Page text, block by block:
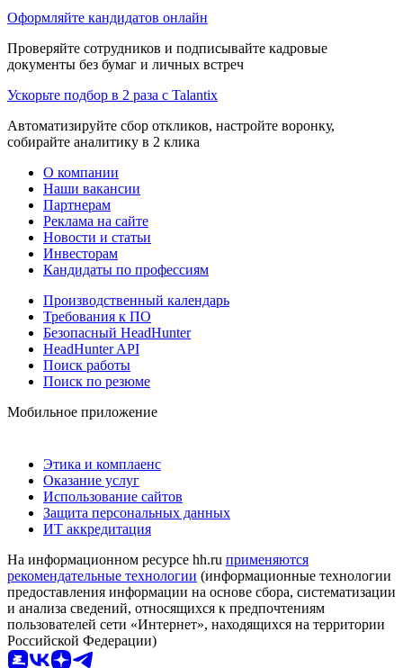
Оформляйте кандидатов онлайн
Проверяйте сотрудников и подписывайте кадровые
документы без бумаг и личных встреч
Ускорьте подбор в 2 раза с Talantix
Автоматизируйте сбор откликов, настройте воронку,
собирайте аналитику в 2 клика
О компании
Наши вакансии
Партнерам
Реклама на сайте
Новости и статьи
Инвесторам
Кандидаты по профессиям
Производственный календарь
Требования к ПО
Безопасный HeadHunter
HeadHunter API
Поиск работы
Поиск по резюме
Мобильное приложение
Этика и комплаенс
Оказание услуг
Использование сайтов
Защита персональных данных
ИТ аккредитация
На информационном ресурсе hh.ru применяются
рекомендательные технологии (информационные технологии
предоставления информации на основе сбора, систематизации
и анализа сведений, относящихся к предпочтениям
пользователей сети «Интернет», находящихся на территории
Российской Федерации)